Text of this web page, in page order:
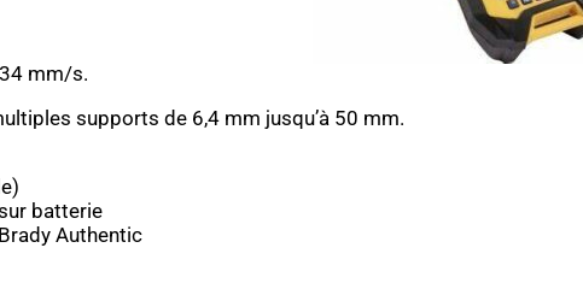
mm/s.
supports de 6,4 mm jusqu’à 50 mm.
batterie
Authentic